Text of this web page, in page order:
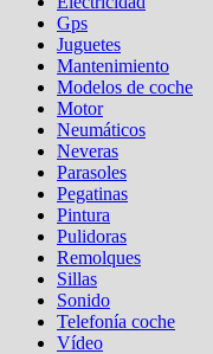
Gps
Juguetes
Mantenimiento
Modelos de coche
Motor
Neumáticos
Neveras
Parasoles
Pegatinas
Pintura
Pulidoras
Remolques
Sillas
Sonido
Telefonía coche
Vídeo